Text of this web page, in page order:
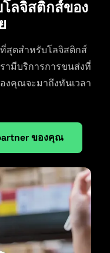
โลจิสติกส์ของ
สุดสำหรับโลจิสติกส์
ามีบริการการขนส่งที่
งคุณจะมาถึงทันเวลา
ของคุณ